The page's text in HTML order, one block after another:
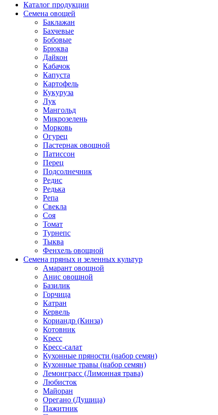
Каталог продукции
Семена овощей
Баклажан
Бахчевые
Бобовые
Брюква
Дайкон
Кабачок
Капуста
Картофель
Кукуруза
Лук
Мангольд
Микрозелень
Морковь
Огурец
Пастернак овощной
Патиссон
Перец
Подсолнечник
Редис
Редька
Репа
Свекла
Соя
Томат
Турнепс
Тыква
Фенхель овощной
Семена пряных и зеленных культур
Амарант овощной
Анис овощной
Базилик
Горчица
Катран
Кервель
Кориандр (Кинза)
Котовник
Кресс
Кресс-салат
Кухонные пряности (набор семян)
Кухонные травы (набор семян)
Лемонграсс (Лимонная трава)
Любисток
Майоран
Орегано (Душица)
Пажитник